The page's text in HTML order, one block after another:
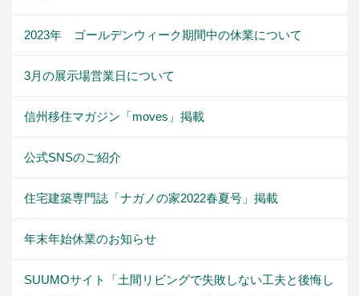
2023年 ゴールデンウィーク期間中の休業について
3月の展示場営業日について
信州移住マガジン「moves」掲載
公式SNSのご紹介
住宅建築専門誌「ナガノの家2022春夏号」掲載
年末年始休業のお知らせ
SUUMOサイト「土間リビングで失敗しない工夫と後悔し